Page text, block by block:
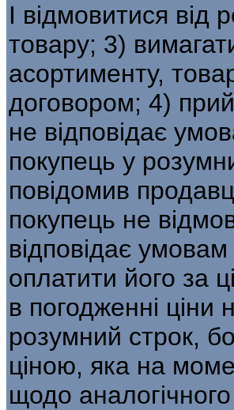
І відмовитися від
товару; 3)
асортименту,
договором; 4)
не відповідає
покупець у
повідомив
покупець не
відповідає
оплатити його за
в погодженні
розумний строк,
ціною, яка на
щодо